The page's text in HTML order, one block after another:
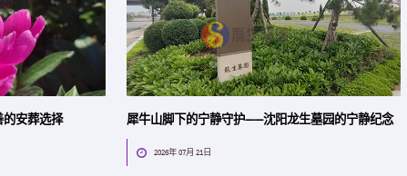
安葬选择 犀牛山脚下的宁静守护——沈阳龙生墓园的宁静纪念
 2026年 07月 21日